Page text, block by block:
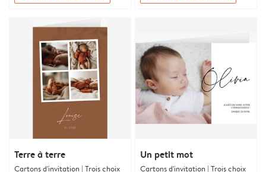
Terre à terre
Cartons d'invitation | Trois choix
Un petit mot
Cartons d'invitation | Trois choix